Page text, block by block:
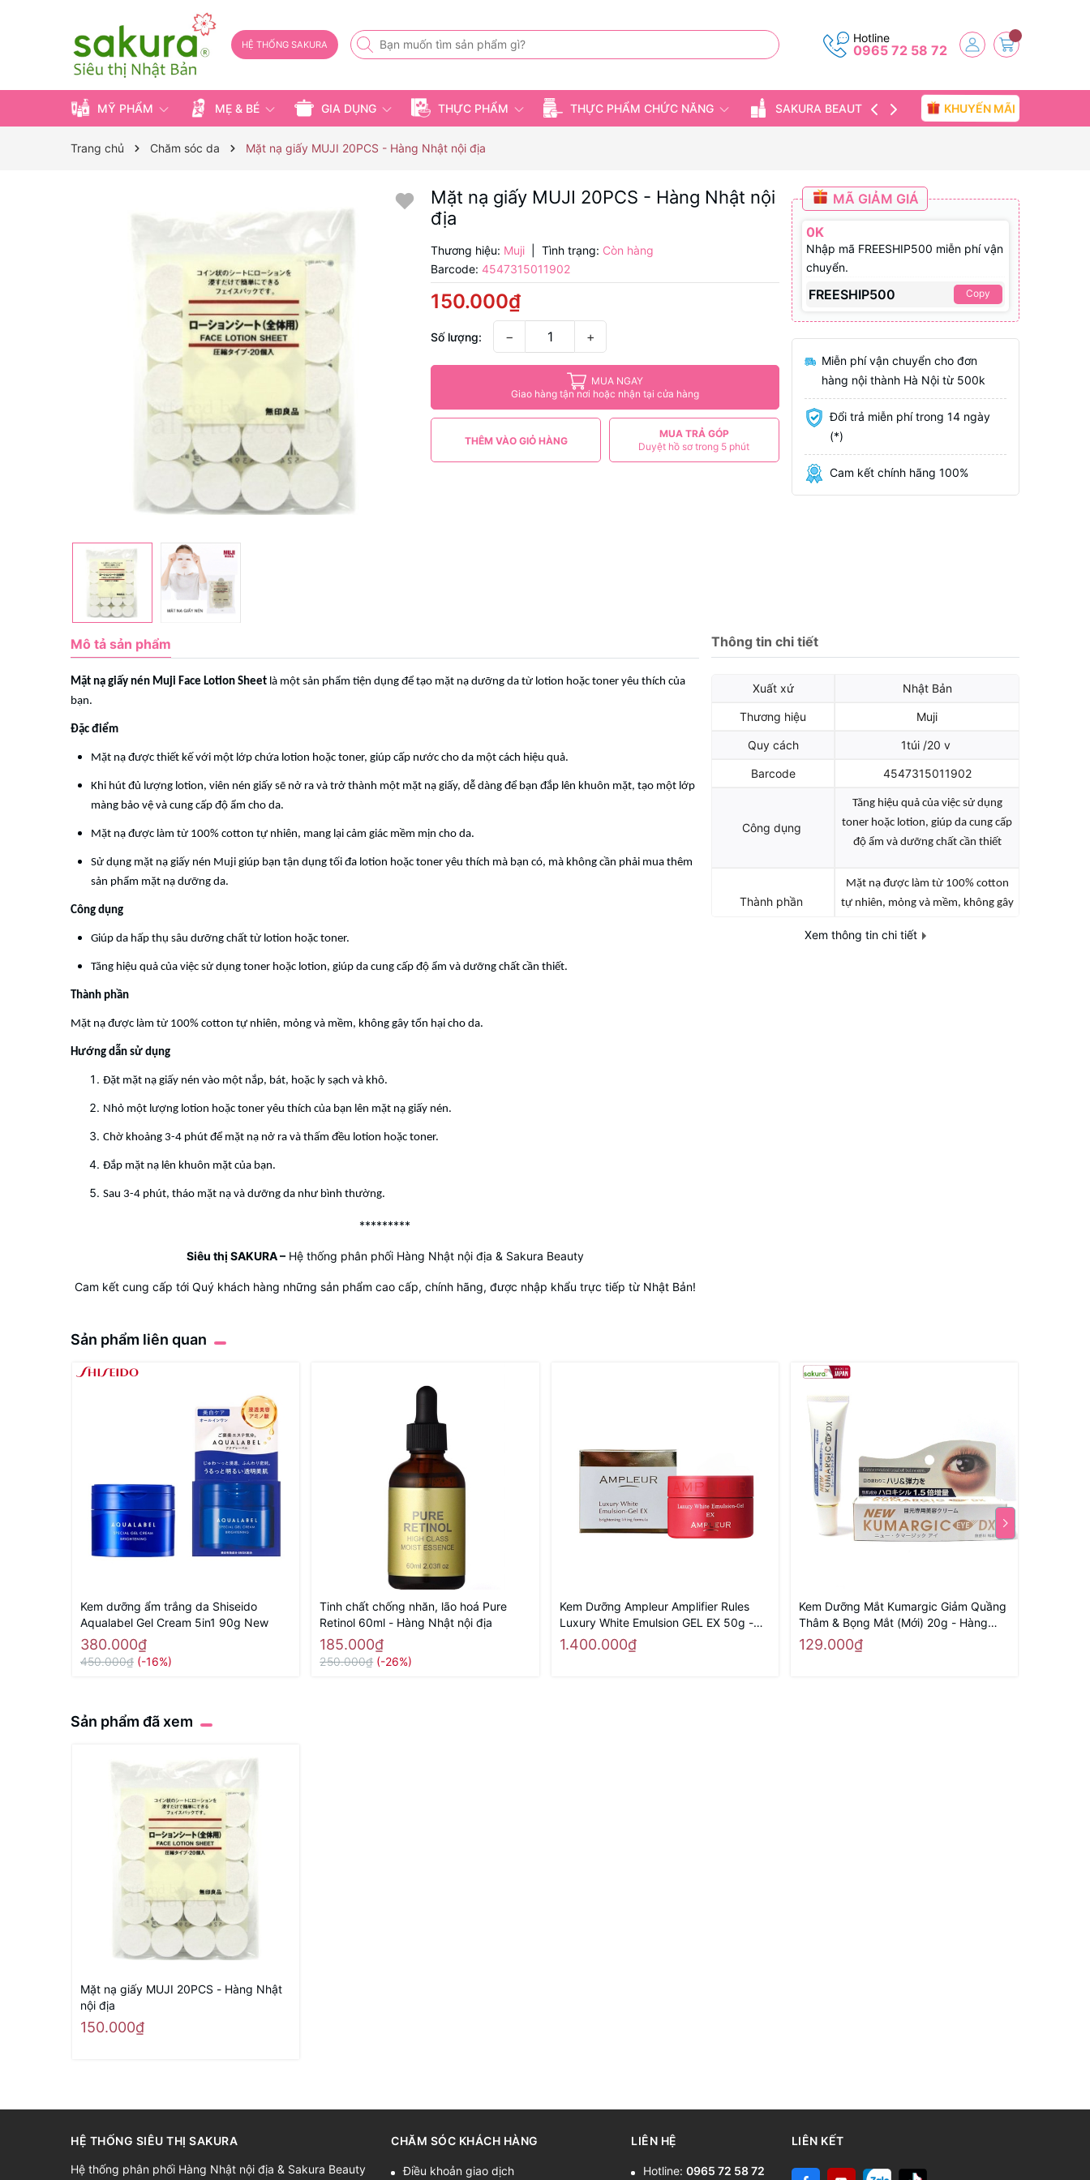
HỆ THỐNG SAKURA Hotline
0965 72 58 72
MỸ PHẨM MẸ & BÉ GIA DỤNG THỰC PHẨM THỰC PHẨM CHỨC NĂNG SAKURA BEAUTY TIN TỨC
KHUYẾN MÃI
Trang chủ Chăm sóc da Mặt nạ giấy MUJI 20PCS - Hàng Nhật nội địa
Mặt nạ giấy MUJI 20PCS - Hàng Nhật nội
địa
Thương hiệu: Muji Tình trạng: Còn hàng
Barcode: 4547315011902
150.000₫
Số lượng: − +
MUA NGAY
Giao hàng tận nơi hoặc nhận tại cửa hàng
THÊM VÀO GIỎ HÀNG
MUA TRẢ GÓP
Duyệt hồ sơ trong 5 phút
MÃ GIẢM GIÁ
0K
Nhập mã FREESHIP500 miễn phí vận
chuyển.
FREESHIP500 Copy
Miễn phí vận chuyển cho đơn
hàng nội thành Hà Nội từ 500k
Đổi trả miễn phí trong 14 ngày
(*)
Cam kết chính hãng 100%
Mô tả sản phẩm
Mặt nạ giấy nén Muji Face Lotion Sheet là một sản phẩm tiện dụng để tạo mặt nạ dưỡng da từ lotion hoặc toner yêu thích của
bạn.
Đặc điểm
Mặt nạ được thiết kế với một lớp chứa lotion hoặc toner, giúp cấp nước cho da một cách hiệu quả.
Khi hút đủ lượng lotion, viên nén giấy sẽ nở ra và trở thành một mặt nạ giấy, dễ dàng để bạn đắp lên khuôn mặt, tạo một lớp
màng bảo vệ và cung cấp độ ẩm cho da.
Mặt nạ được làm từ 100% cotton tự nhiên, mang lại cảm giác mềm mịn cho da.
Sử dụng mặt nạ giấy nén Muji giúp bạn tận dụng tối đa lotion hoặc toner yêu thích mà bạn có, mà không cần phải mua thêm
sản phẩm mặt nạ dưỡng da.
Công dụng
Giúp da hấp thụ sâu dưỡng chất từ lotion hoặc toner.
Tăng hiệu quả của việc sử dụng toner hoặc lotion, giúp da cung cấp độ ẩm và dưỡng chất cần thiết.
Thành phần
Mặt nạ được làm từ 100% cotton tự nhiên, mỏng và mềm, không gây tổn hại cho da.
Hướng dẫn sử dụng
Đặt mặt nạ giấy nén vào một nắp, bát, hoặc ly sạch và khô.
Nhỏ một lượng lotion hoặc toner yêu thích của bạn lên mặt nạ giấy nén.
Chờ khoảng 3-4 phút để mặt nạ nở ra và thấm đều lotion hoặc toner.
Đắp mặt nạ lên khuôn mặt của bạn.
Sau 3-4 phút, tháo mặt nạ và dưỡng da như bình thường.
*********
Siêu thị SAKURA –Hệ thống phân phối Hàng Nhật nội địa & Sakura Beauty
Cam kết cung cấp tới Quý khách hàng những sản phẩm cao cấp, chính hãng, được nhập khẩu trực tiếp từ Nhật Bản!
Thông tin chi tiết
Xuất xứ Nhật Bản
Thương hiệu Muji
Quy cách 1túi /20 v
Barcode 4547315011902
Công dụng
Tăng hiệu quả của việc sử dụng
toner hoặc lotion, giúp da cung cấp
độ ẩm và dưỡng chất cần thiết
Thành phần
Mặt nạ được làm từ 100% cotton
tự nhiên, mỏng và mềm, không gây
Xem thông tin chi tiết
Sản phẩm liên quan
Kem dưỡng ẩm trắng da Shiseido
Aqualabel Gel Cream 5in1 90g New
380.000₫
450.000₫ (-16%)
Tinh chất chống nhăn, lão hoá Pure
Retinol 60ml - Hàng Nhật nội địa
185.000₫
250.000₫ (-26%)
Kem Dưỡng Ampleur Amplifier Rules
Luxury White Emulsion GEL EX 50g -
Hàng Nhật nội địa
1.400.000₫
Kem Dưỡng Mắt Kumargic Giảm Quầng
Thâm & Bọng Mắt (Mới) 20g - Hàng
Nhật nội địa
129.000₫
Sản phẩm đã xem
Mặt nạ giấy MUJI 20PCS - Hàng Nhật
nội địa
150.000₫
HỆ THỐNG SIÊU THỊ SAKURA
Hệ thống phân phối Hàng Nhật nội địa & Sakura Beauty
CHĂM SÓC KHÁCH HÀNG
Điều khoản giao dịch
LIÊN HỆ
Hotline:0965 72 58 72
LIÊN KẾT